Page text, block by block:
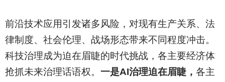
前沿技术应用引发诸多风险，对现有生产关系、法
律制度、社会伦理、战场形态带来不同程度冲击。
科技治理成为迫在眉睫的时代挑战，各主要经济体
抢抓未来治理话语权。 一是AI治理迫在眉睫， 各主